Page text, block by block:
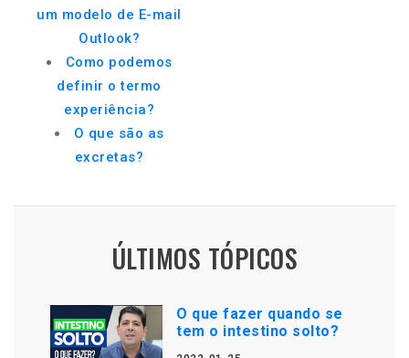
um modelo de E-mail
Outlook?
Como podemos
definir o termo
experiência?
O que são as
excretas?
ÚLTIMOS TÓPICOS
O que fazer quando se
tem o intestino solto?